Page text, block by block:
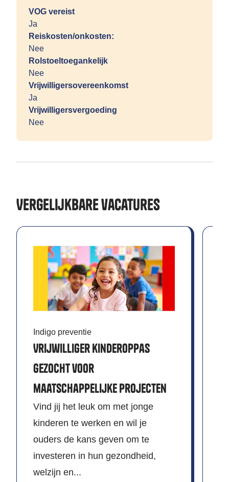
VOG vereist
Ja
Reiskosten/onkosten:
Nee
Rolstoeltoegankelijk
Nee
Vrijwilligersovereenkomst
Ja
Vrijwilligersvergoeding
Nee
Vergelijkbare vacatures
Indigo preventie
Vrijwilliger kinderoppas
gezocht voor
maatschappelijke projecten
Vind jij het leuk om met jonge
kinderen te werken en wil je
ouders de kans geven om te
investeren in hun gezondheid,
welzijn en...